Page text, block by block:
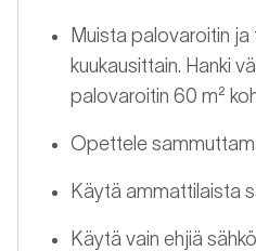
Muista palovaroitin
kuukausittain. Hanki
palovaroitin 60 m²
Opettele
Käytä ammattilaista
Käytä vain ehjiä